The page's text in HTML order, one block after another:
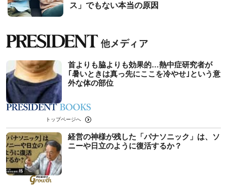
ス」でもない本当の原因
首よりも脇よりも効果的…熱中症研究者が
｢暑いときは真っ先にここを冷やせ｣という意
外な体の部位
トップページへ
経営の神様が残した「パナソニック」は、ソ
ニーや日立のように復活するか？